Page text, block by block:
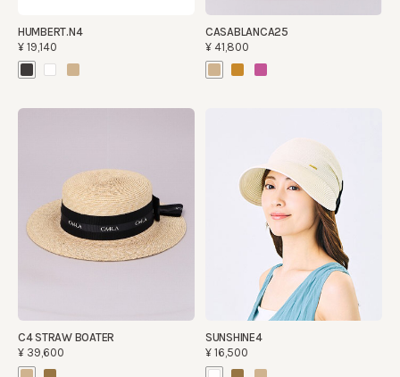
HUMBERT.N4
¥19,140
CASABLANCA25
¥41,800
C4 STRAW BOATER
¥39,600
SUNSHINE4
¥16,500